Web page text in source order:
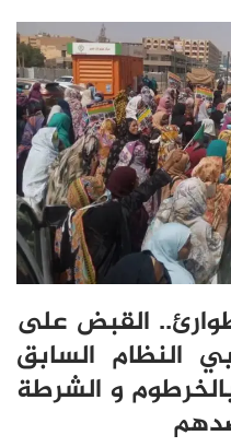
القبض على
النظام السابق
و الشرطة